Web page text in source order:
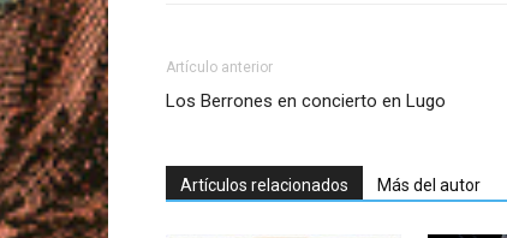
Artículo anterior
Los Berrones en concierto en Lugo
Artículos relacionados Más del autor